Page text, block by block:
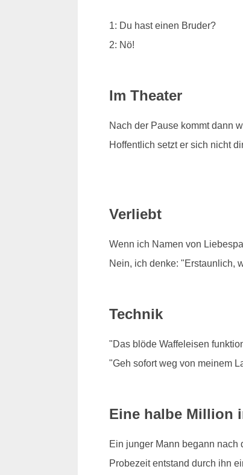
1: Du hast einen Bruder?
2: Nö!
Im Theater
Nach der Pause kommt dann
Hoffentlich setzt er sich nicht
Verliebt
Wenn ich Namen von
Nein, ich denke: "Erstaunlich,
Technik
"Das blöde Waffeleisen
"Geh sofort weg von meinem
Eine halbe Million
Ein junger Mann begann
Probezeit entstand durch ihn